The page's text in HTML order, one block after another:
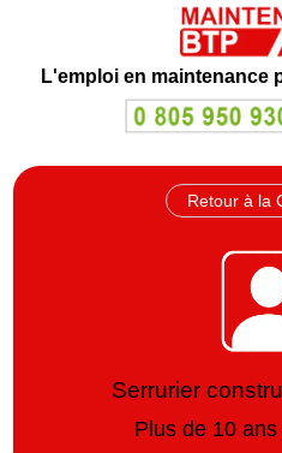
L'emploi en maintenance
Retour à la
Serrurier
Plus de 10